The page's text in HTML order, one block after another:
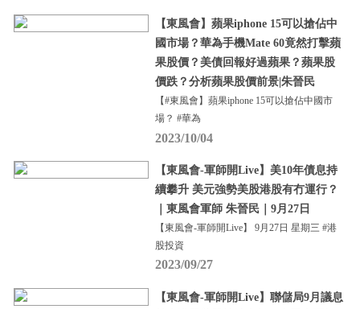
【東風會】蘋果iphone 15可以搶佔中
國市場？華為手機Mate 60竟然打擊蘋
果股價？美債回報好過蘋果？蘋果股
價跌？分析蘋果股價前景|朱晉民
【#東風會】蘋果iphone 15可以搶佔中國市
場？ #華為
2023/10/04
【東風會-軍師開Live】美10年債息持
續攀升 美元強勢美股港股有冇運行？
｜東風會軍師 朱晉民｜9月27日
【東風會-軍師開Live】 9月27日 星期三 #港
股投資
2023/09/27
【東風會-軍師開Live】聯儲局9月議息